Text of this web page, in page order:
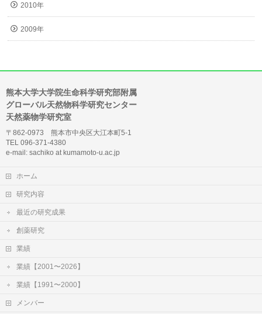
2010年
2009年
熊本大学大学院生命科学研究部附属
グローバル天然物科学研究センター
天然薬物学研究室
〒862-0973 熊本市中央区大江本町5-1
TEL 096-371-4380
e-mail: sachiko at kumamoto-u.ac.jp
ホーム
研究内容
最近の研究成果
創薬研究
業績
業績【2001〜2026】
業績【1991〜2000】
メンバー